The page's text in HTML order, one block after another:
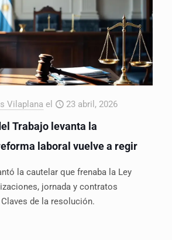
Vilaplana el 23 abril, 2026
Trabajo levanta la
laboral vuelve a regir
la cautelar que frenaba la Ley
jornada y contratos
de la resolución.